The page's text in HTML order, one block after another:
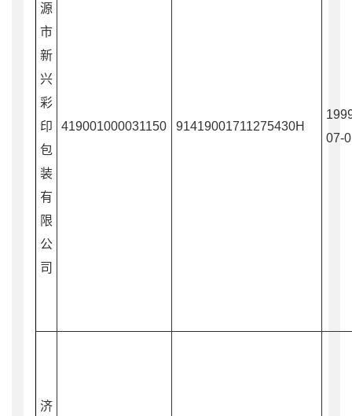
源
市
新
兴
彩
印
包
装
有
限
公
司
419001000031150 91419001711275430H
07-
济